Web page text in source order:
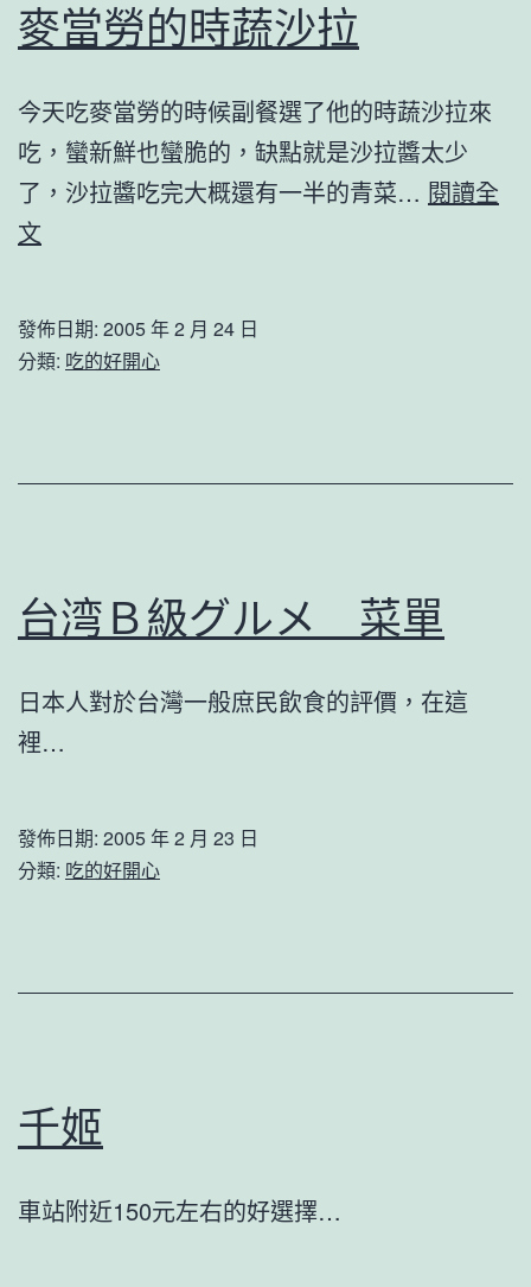
麥當勞的時蔬沙拉
今天吃麥當勞的時候副餐選了他的時蔬沙拉來
吃，蠻新鮮也蠻脆的，缺點就是沙拉醬太少
了，沙拉醬吃完大概還有一半的青菜… 閱讀全
文
勞
的
發佈日期: 2005 年 2 月 24 日
分類: 吃的好開心
台湾Ｂ級グルメ 菜單
日本人對於台灣一般庶民飲食的評價，在這
裡…
發佈日期: 2005 年 2 月 23 日
分類: 吃的好開心
千姬
車站附近150元左右的好選擇…